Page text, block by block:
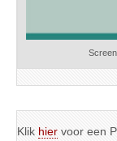
Klik hier voor een